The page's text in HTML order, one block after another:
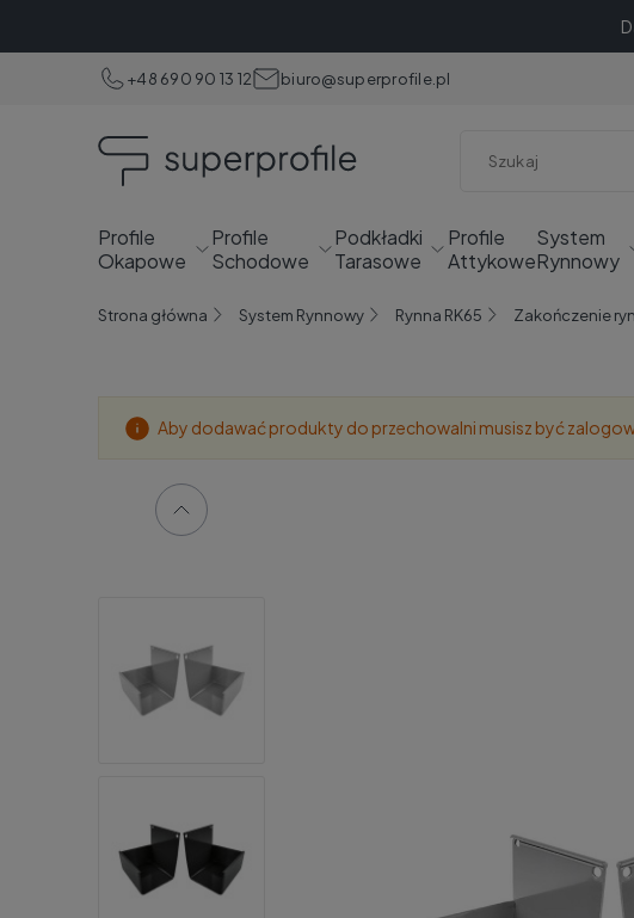
+48 690 90 13 12 biuro@superprofile.pl
Profile
Okapowe
Profile
Schodowe
Podkładki
Tarasowe
Profile
Attykowe
System
Rynnowy
Strona główna System Rynnowy Rynna RK65 Zakończenie
Aby dodawać produkty do przechowalni musisz być